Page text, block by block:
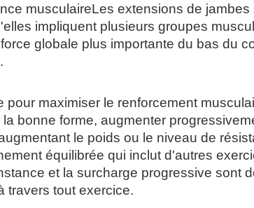
musculaireLes extensions de
impliquent plusieurs groupes
globale plus importante du bas du
pour maximiser le renforcement
bonne forme, augmenter
le poids ou le niveau de
équilibrée qui inclut d'autres
et la surcharge progressive sont
travers tout exercice.